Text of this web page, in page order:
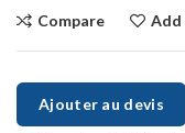
Compare
Ajouter au devis